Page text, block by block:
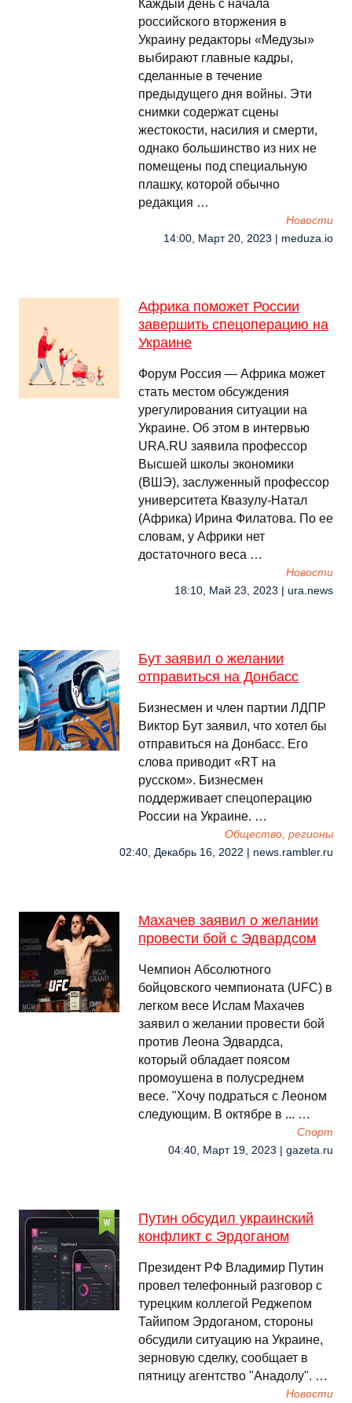
Каждый день с начала
российского вторжения в
Украину редакторы «Медузы»
выбирают главные кадры,
сделанные в течение
предыдущего дня войны. Эти
снимки содержат сцены
жестокости, насилия и смерти,
однако большинство из них не
помещены под специальную
плашку, которой обычно
редакция …
Новости
14:00, Март 20, 2023 | meduza.io
Африка поможет России
завершить спецоперацию на
Украине
Форум Россия — Африка может
стать местом обсуждения
урегулирования ситуации на
Украине. Об этом в интервью
URA.RU заявила профессор
Высшей школы экономики
(ВШЭ), заслуженный профессор
университета Квазулу-Натал
(Африка) Ирина Филатова. По ее
словам, у Африки нет
достаточного веса …
Новости
18:10, Май 23, 2023 | ura.news
Бут заявил о желании
отправиться на Донбасс
Бизнесмен и член партии ЛДПР
Виктор Бут заявил, что хотел бы
отправиться на Донбасс. Его
слова приводит «RT на
русском». Бизнесмен
поддерживает спецоперацию
России на Украине. …
Общество, регионы
02:40, Декабрь 16, 2022 | news.rambler.ru
Махачев заявил о желании
провести бой с Эдвардсом
Чемпион Абсолютного
бойцовского чемпионата (UFC) в
легком весе Ислам Махачев
заявил о желании провести бой
против Леона Эдвардса,
который обладает поясом
промоушена в полусреднем
весе. "Хочу подраться с Леоном
следующим. В октябре в ... …
Спорт
04:40, Март 19, 2023 | gazeta.ru
Путин обсудил украинский
конфликт с Эрдоганом
Президент РФ Владимир Путин
провел телефонный разговор с
турецким коллегой Реджепом
Тайипом Эрдоганом, стороны
обсудили ситуацию на Украине,
зерновую сделку, сообщает в
пятницу агентство "Анадолу". …
Новости